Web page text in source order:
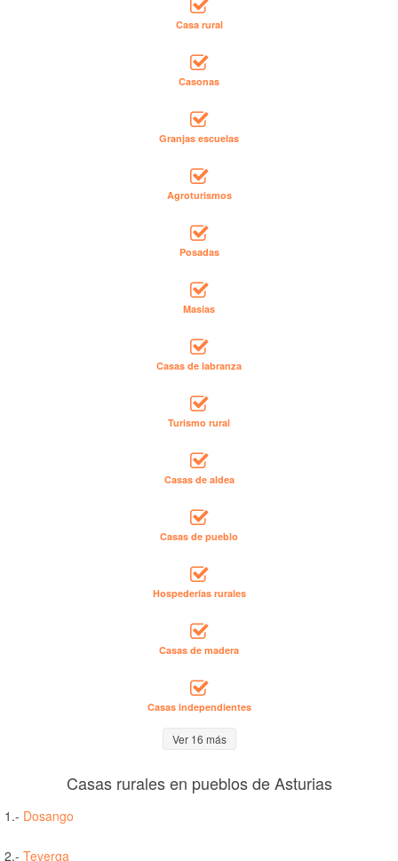
Casa rural
Casonas
Granjas escuelas
Agroturismos
Posadas
Masías
Casas de labranza
Turismo rural
Casas de aldea
Casas de pueblo
Hospederías rurales
Casas de madera
Casas independientes
Ver 16 más
Casas rurales en pueblos de Asturias
1.- Dosango
2.- Teverga